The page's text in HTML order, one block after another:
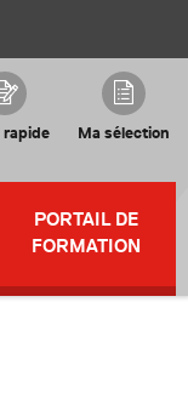
rapide Ma sélection
PORTAIL DE
FORMATION